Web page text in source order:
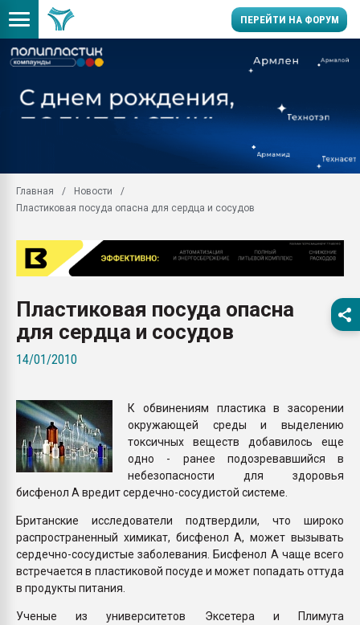
ПЕРЕЙТИ НА ФОРУМ
Вакуум-формовочные
ближайшее
28.07.2026
Всё, что касается
бутылок
Материал поверхности
вакуумного
ПЕРЕЙТИ НА
Главная
Новости
Пластиковая посуда опасна для сердца и сосудов
Пластиковая посуда опасна
для сердца и сосудов
14/01/2010
К обвинениям пластика в засорении
окружающей среды и выделению
токсичных веществ добавилось еще
одно - ранее подозревавшийся в
небезопасности для здоровья
бисфенол А вредит сердечно-сосудистой системе.
Британские исследователи подтвердили, что широко
распространенный химикат, бисфенол А, может вызывать
сердечно-сосудистые заболевания. Бисфенол А чаще всего
встречается в пластиковой посуде и может попадать оттуда
в продукты питания.
Ученые из университетов Эксетера и Плимута